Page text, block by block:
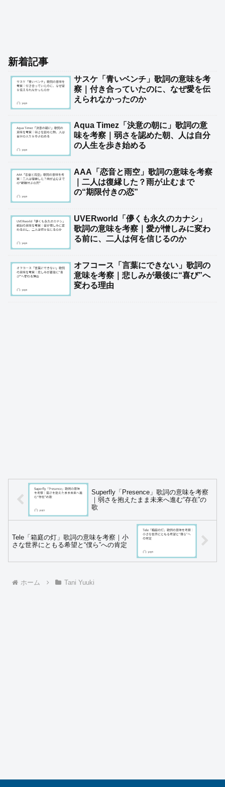
新着記事
サスケ「青いベンチ」歌詞の意味を考
察｜付き合っていたのに、なぜ愛を伝
えられなかったのか
Aqua Timez「決意の朝に」歌詞の意
味を考察｜弱さを認めた朝、人は自分
の人生を歩き始める
AAA「恋音と雨空」歌詞の意味を考察
｜二人は復縁した？雨が止むまで
の“期限付きの恋”
UVERworld「儚くも永久のカナシ」
歌詞の意味を考察｜愛が憎しみに変わ
る前に、二人は何を信じるのか
オフコース「言葉にできない」歌詞の
意味を考察｜悲しみが最後に“喜び”へ
変わる理由
Superfly「Presence」歌詞の意味を考察
｜弱さを抱えたまま未来へ進む“存在”の
歌
Tele「箱庭の灯」歌詞の意味を考察｜小
さな世界にともる希望と“僕ら”への肯定
ホーム Tani Yuuki